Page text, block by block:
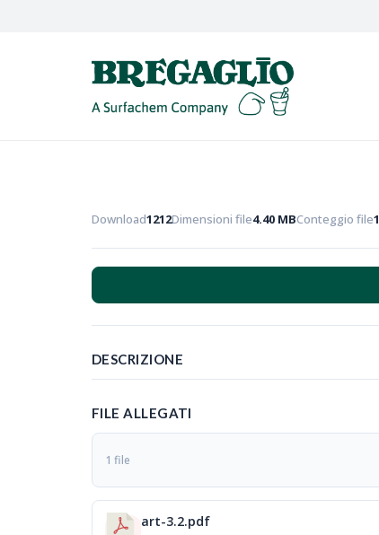
Download1212Dimensioni file4.40 MBConteggio file1
DESCRIZIONE
FILE ALLEGATI
1 file
art-3.2.pdf